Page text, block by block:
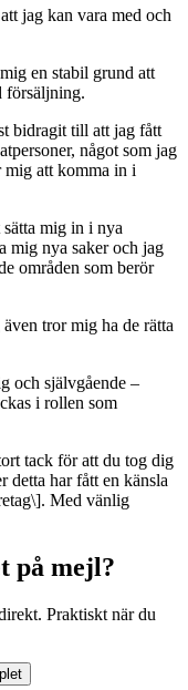
jag kan vara med och
en stabil grund att
försäljning.
bidragit till att jag fått
något som jag
mig att komma in i
sätta mig in i nya
mig nya saker och jag
områden som berör
tror mig ha de rätta
och självgående –
i rollen som
tack för att du tog dig
detta har fått en känsla
Med vänlig
på mejl?
Praktiskt när du